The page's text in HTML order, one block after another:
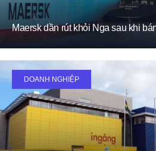
Maersk dần rút khỏi Nga sau khi
DOANH NGHIỆP